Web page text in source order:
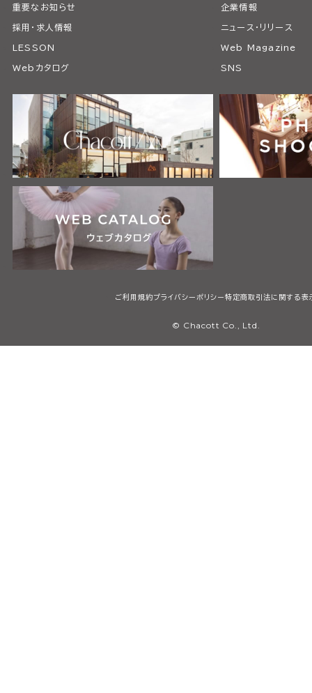
重要なお知らせ 企業情報
採用・求人情報 ニュース・リリース
LESSON Web Magazine
Webカタログ SNS
ご利用規約プライバシーポリシー特定商取引法に関する表
© Chacott Co., Ltd.